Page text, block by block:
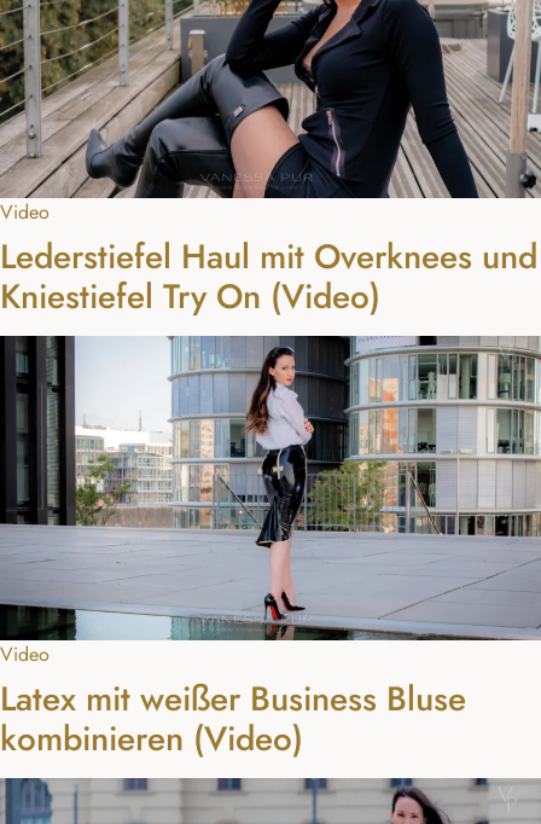
Video
Lederstiefel Haul mit Overknees und
Kniestiefel Try On (Video)
Video
Latex mit weißer Business Bluse
kombinieren (Video)